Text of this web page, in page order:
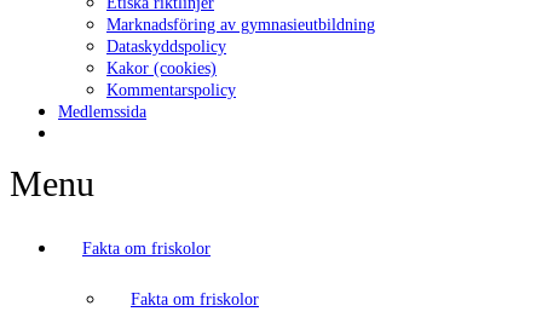
Marknadsföring av gymnasieutbildning
Dataskyddspolicy
Kakor (cookies)
Kommentarspolicy
Medlemssida
Menu
Fakta om friskolor
Fakta om friskolor